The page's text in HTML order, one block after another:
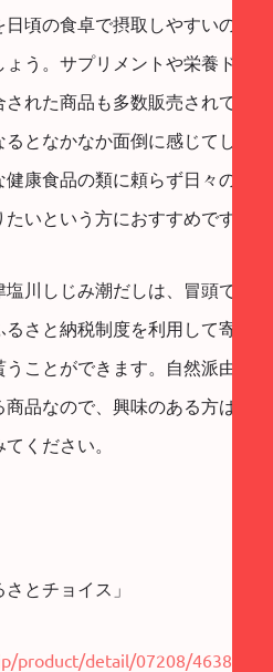
頃の食卓で摂取しやすいのも
う。サプリメントや栄養ドリ
れた商品も多数販売されてい
となかなか面倒に感じてしま
康食品の類に頼らず日々の食
いという方におすすめです。
川しじみ潮だしは、冒頭でも
さと納税制度を利用して寄付
ことができます。自然派由来
品なので、興味のある方はこ
ください。
とチョイス」
product/detail/07208/463845